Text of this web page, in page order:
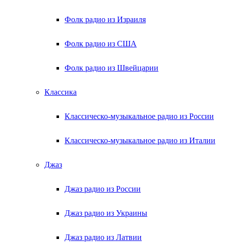
Фолк радио из Израиля
Фолк радио из США
Фолк радио из Швейцарии
Классика
Классическо-музыкальное радио из России
Классическо-музыкальное радио из Италии
Джаз
Джаз радио из России
Джаз радио из Украины
Джаз радио из Латвии